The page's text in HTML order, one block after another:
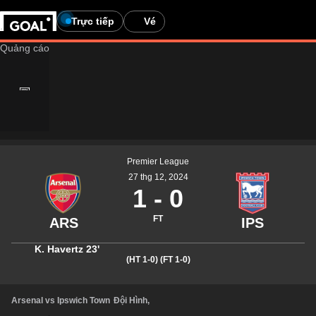
Trực tiếp Vé
Premier League
27 thg 12, 2024
1 - 0
FT
K. Havertz 23'
(HT 1-0) (FT 1-0)
Arsenal vs Ipswich Town Đội Hình,